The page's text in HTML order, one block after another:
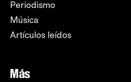
Periodismo
Música
Artículos leídos
Más